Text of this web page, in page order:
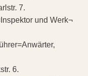
7.
und Werk¬
6.